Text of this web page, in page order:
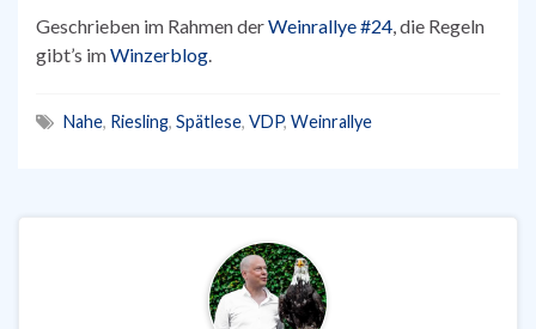
Geschrieben im Rahmen derWeinrallye #24, die Regeln
gibt’s imWinzerblog.
Nahe, Riesling, Spätlese, VDP, Weinrallye